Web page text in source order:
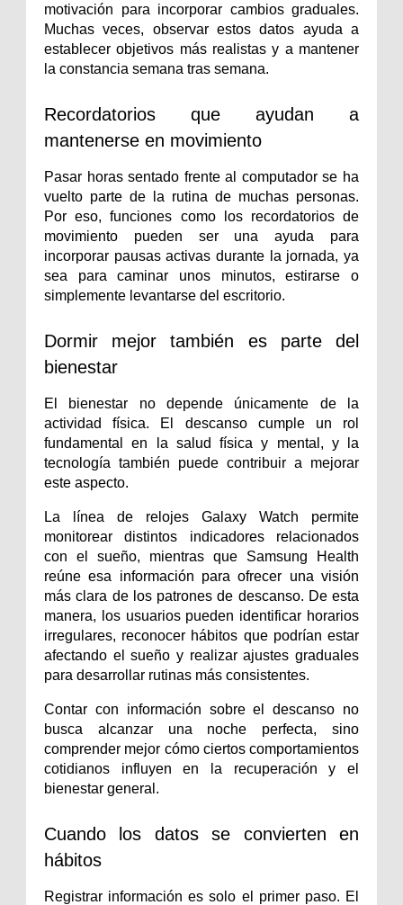
motivación para incorporar cambios graduales.
Muchas veces, observar estos datos ayuda a
establecer objetivos más realistas y a mantener
la constancia semana tras semana.
Recordatorios que ayudan a
mantenerse en movimiento
Pasar horas sentado frente al computador se ha
vuelto parte de la rutina de muchas personas.
Por eso, funciones como los recordatorios de
movimiento pueden ser una ayuda para
incorporar pausas activas durante la jornada, ya
sea para caminar unos minutos, estirarse o
simplemente levantarse del escritorio.
Dormir mejor también es parte del
bienestar
El bienestar no depende únicamente de la
actividad física. El descanso cumple un rol
fundamental en la salud física y mental, y la
tecnología también puede contribuir a mejorar
este aspecto.
La línea de relojes Galaxy Watch permite
monitorear distintos indicadores relacionados
con el sueño, mientras que Samsung Health
reúne esa información para ofrecer una visión
más clara de los patrones de descanso. De esta
manera, los usuarios pueden identificar horarios
irregulares, reconocer hábitos que podrían estar
afectando el sueño y realizar ajustes graduales
para desarrollar rutinas más consistentes.
Contar con información sobre el descanso no
busca alcanzar una noche perfecta, sino
comprender mejor cómo ciertos comportamientos
cotidianos influyen en la recuperación y el
bienestar general.
Cuando los datos se convierten en
hábitos
Registrar información es solo el primer paso. El